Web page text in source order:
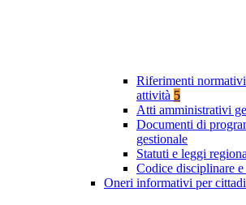
Riferimenti
attività 5
Atti amministrativi
Documenti di
gestionale
Statuti e leggi
Codice disciplinare
Oneri informativi per